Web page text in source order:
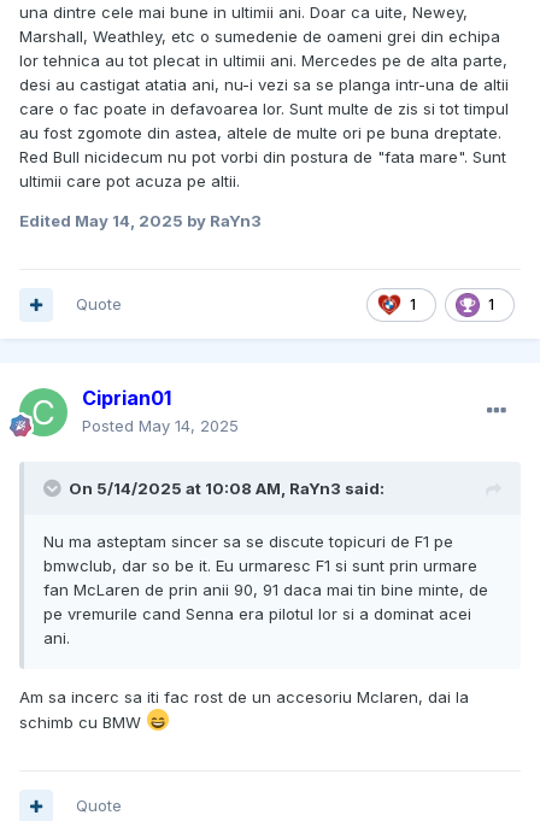
una dintre cele mai bune in ultimii ani. Doar ca uite, Newey,
Marshall, Weathley, etc o sumedenie de oameni grei din echipa
lor tehnica au tot plecat in ultimii ani. Mercedes pe de alta parte,
desi au castigat atatia ani, nu-i vezi sa se planga intr-una de altii
care o fac poate in defavoarea lor. Sunt multe de zis si tot timpul
au fost zgomote din astea, altele de multe ori pe buna dreptate.
Red Bull nicidecum nu pot vorbi din postura de "fata mare". Sunt
ultimii care pot acuza pe altii.
Edited May 14, 2025 by RaYn3
1 1
Quote
Ciprian01
Posted May 14, 2025
On 5/14/2025 at 10:08 AM, RaYn3 said:
Nu ma asteptam sincer sa se discute topicuri de F1 pe
bmwclub, dar so be it. Eu urmaresc F1 si sunt prin urmare
fan McLaren de prin anii 90, 91 daca mai tin bine minte, de
pe vremurile cand Senna era pilotul lor si a dominat acei
ani.
Am sa incerc sa iti fac rost de un accesoriu Mclaren, dai la
schimb cu BMW
Quote